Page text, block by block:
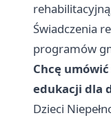
Świadczenia
programów
Chcę
edukacji dla
Dzieci